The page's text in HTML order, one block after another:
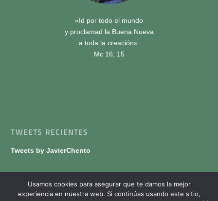
«Id por todo el mundo
y proclamad la Buena Nueva
a toda la creación».
Mc 16, 15
TWEETS RECIENTES
Tweets by JavierChento
Usamos cookies para asegurar que te damos la mejor
experiencia en nuestra web. Si continúas usando este sitio,